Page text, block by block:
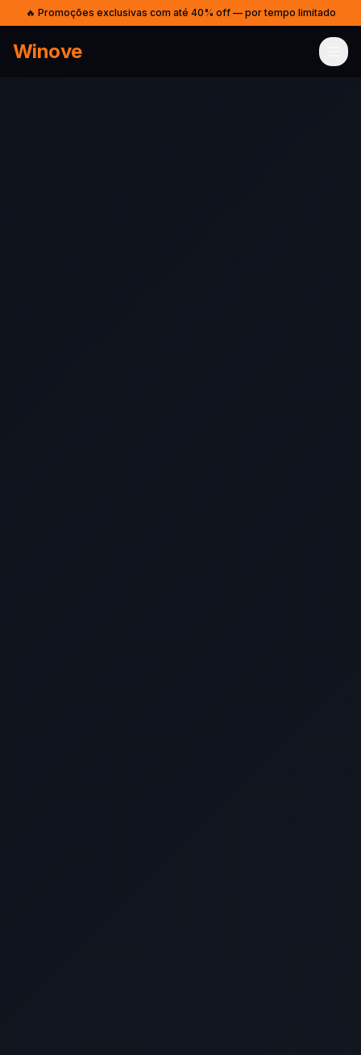
🔥 Promoções exclusivas com até 40% off — por tempo limitado
Winove